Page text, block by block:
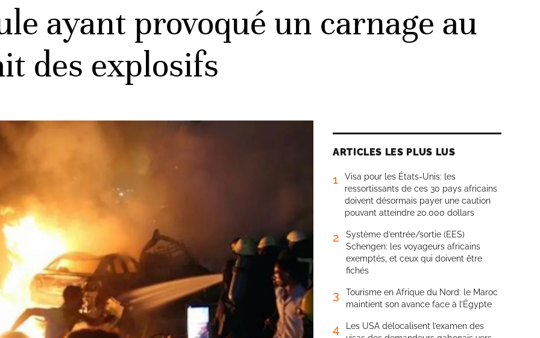
ayant provoqué un carnage au
des explosifs
ARTICLES LES PLUS LUS
1
Visa pour les États-Unis: les
ressortissants de ces 30 pays africains
doivent désormais payer une caution
pouvant atteindre 20.000 dollars
2
Système d’entrée/sortie (EES)
Schengen: les voyageurs africains
exemptés, et ceux qui doivent être
fichés
3
Tourisme en Afrique du Nord: le Maroc
maintient son avance face à l’Égypte
4
Les USA délocalisent l’examen des